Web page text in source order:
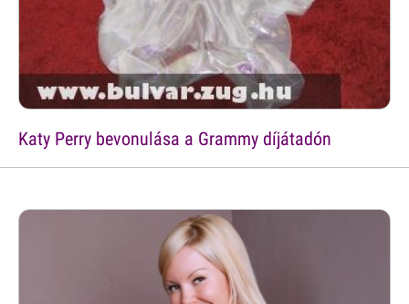
Katy Perry bevonulása a Grammy díjátadón